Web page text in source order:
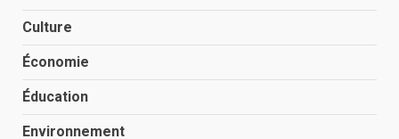
Culture
Économie
Éducation
Environnement